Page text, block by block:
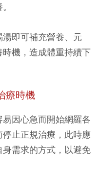
即可補充營養、元
機，造成體重持續下
療時機
因心急而開始網羅各
止正規治療，此時應
需求的方式，以避免